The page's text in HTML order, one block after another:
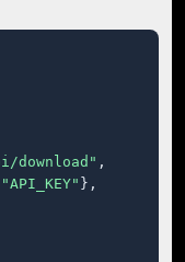
download" ,
"API_KEY" },